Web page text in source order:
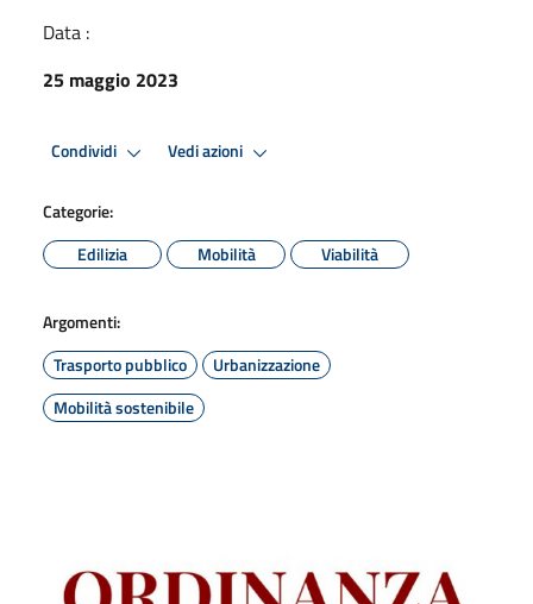
Data :
25 maggio 2023
Condividi Vedi azioni
Categorie:
Edilizia
Mobilità Viabilità
Argomenti:
Trasporto pubblico
Urbanizzazione
Mobilità sostenibile